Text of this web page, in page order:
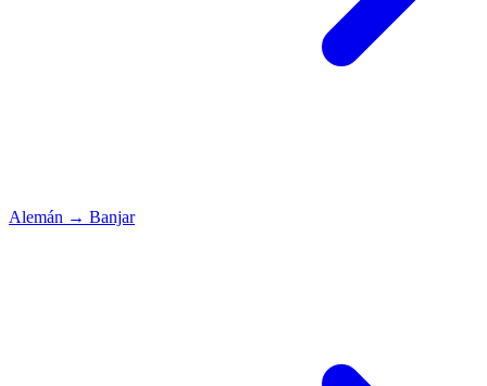
Alemán → Banjar